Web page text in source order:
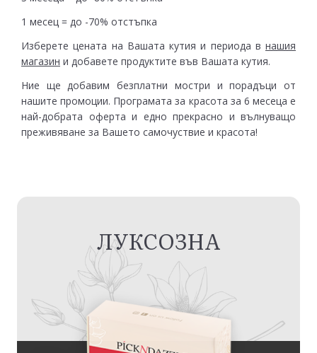
ЛУКСОЗНА
1 месец = до -70% отстъпка
Изберете цената на Вашата кутия и периода в нашия
магазин и добавете продуктите във Вашата кутия.
Ние ще добавим безплатни мостри и порадъци от
нашите промоции. Програмата за красота за 6 месеца е
най-добрата оферта и едно прекрасно и вълнуващо
преживяване за Вашето самочуствие и красота!